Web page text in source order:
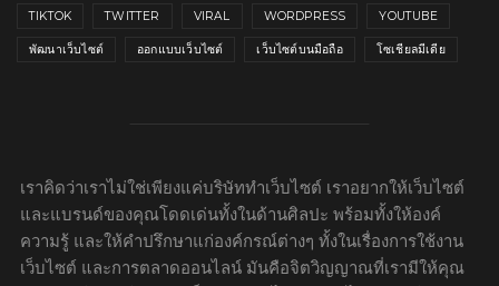
TIKTOK TWITTER VIRAL WORDPRESS YOUTUBE
พัฒนาเว็บไซต์ ออกแบบเว็บไซต์ เว็บไซต์บนมือถือ โซเชียลมีเดีย
เราคิดว่าเราไม่ใช่เพียงแค่บริษัททำเว็บไซต์ เราอยากให้เว็บไซต์
และแบรนด์ของคุณโดดเด่นทั้งในด้านศิลปะ พร้อมทั้งให้องค์
ความรู้ และให้คำปรึกษาแก่องค์กรณ์ต่างๆ ทั้งในเรื่องการใช้งาน
เว็บไซต์ และการตลาดออนไลน์ มันคือจิตวิญญาณที่เรามีให้คุณ